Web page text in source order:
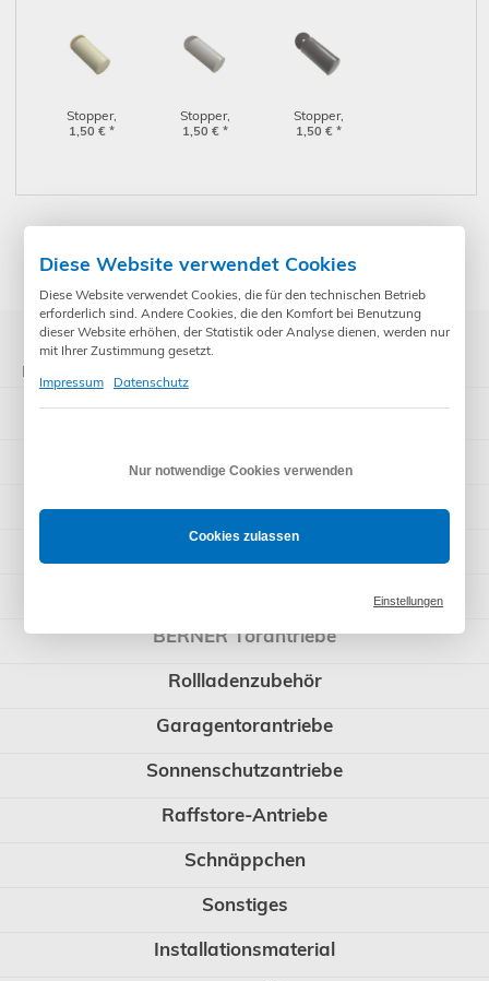
Bürste,
Querformat
(16452)
Stopper,
Rolllladenstopper,
1,50 € *
Stopper,
Rolllladenstopper,
1,50 € *
Stopper,
Rolllladenstopper,
1,50 € *
Zahlungsgebühren /-rabatt
Kategorien
Somfy Rohrmotoren
Rollladenpanzer
BERNER Torantriebe
Rollladenzubehör
Garagentorantriebe
Sonnenschutzantriebe
Raffstore-Antriebe
Schnäppchen
Sonstiges
Installationsmaterial
Diese Website verwendet Cookies
Diese Website verwendet Cookies, die für den technischen Betrieb
erforderlich sind. Andere Cookies, die den Komfort bei Benutzung
dieser Website erhöhen, der Statistik oder Analyse dienen, werden nur
mit Ihrer Zustimmung gesetzt.
Impressum
Datenschutz
Nur notwendige Cookies verwenden
Cookies zulassen
Einstellungen